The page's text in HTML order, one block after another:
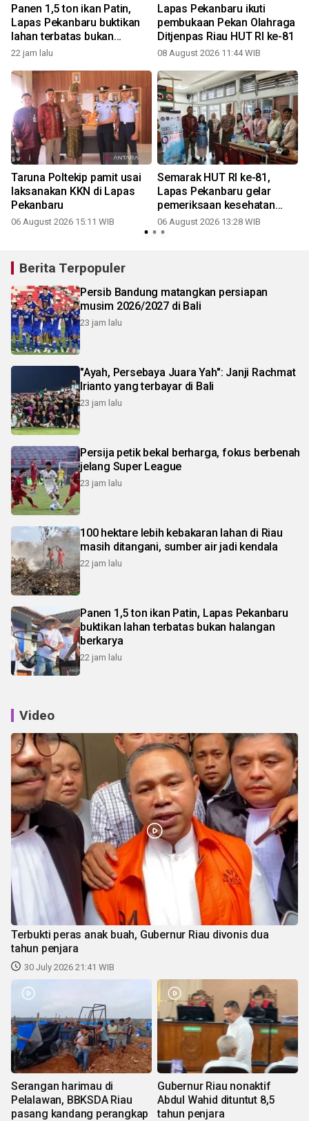
Panen 1,5 ton ikan Patin,
Lapas Pekanbaru buktikan
lahan terbatas bukan
halangan berkarya
22 jam lalu
Lapas Pekanbaru ikuti
pembukaan Pekan Olahraga
Ditjenpas Riau HUT RI ke-81
08 August 2026 11:44 WIB
Taruna Poltekip pamit usai
laksanakan KKN di Lapas
Pekanbaru
06 August 2026 15:11 WIB
Semarak HUT RI ke-81,
Lapas Pekanbaru gelar
pemeriksaan kesehatan
gratis untuk Warga Binaan
dan masyarakat
06 August 2026 13:28 WIB
Berita Terpopuler
Persib Bandung matangkan persiapan
musim 2026/2027 di Bali
23 jam lalu
"Ayah, Persebaya Juara Yah": Janji Rachmat
Irianto yang terbayar di Bali
23 jam lalu
Persija petik bekal berharga, fokus berbenah
jelang Super League
23 jam lalu
100 hektare lebih kebakaran lahan di Riau
masih ditangani, sumber air jadi kendala
22 jam lalu
Panen 1,5 ton ikan Patin, Lapas Pekanbaru
buktikan lahan terbatas bukan halangan
berkarya
22 jam lalu
Video
Terbukti peras anak buah, Gubernur Riau divonis dua
tahun penjara
30 July 2026 21:41 WIB
Serangan harimau di
Pelalawan, BBKSDA Riau
pasang kandang perangkap
Gubernur Riau nonaktif
Abdul Wahid dituntut 8,5
tahun penjara